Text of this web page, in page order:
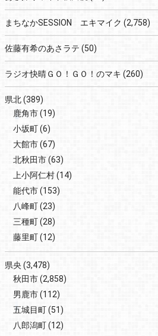
まちなかSESSION エキマイク (2,758)
佐藤有希のあさラテ (50)
ラジオ快晴ＧＯ！ＧＯ！のマキ (260)
県北(389)
鹿角市(19)
小坂町(6)
大館市(67)
北秋田市(63)
上小阿仁村(14)
能代市(153)
八峰町(23)
三種町(28)
藤里町(12)
県央(3,478)
秋田市(2,858)
男鹿市(112)
五城目町(51)
八郎潟町(12)